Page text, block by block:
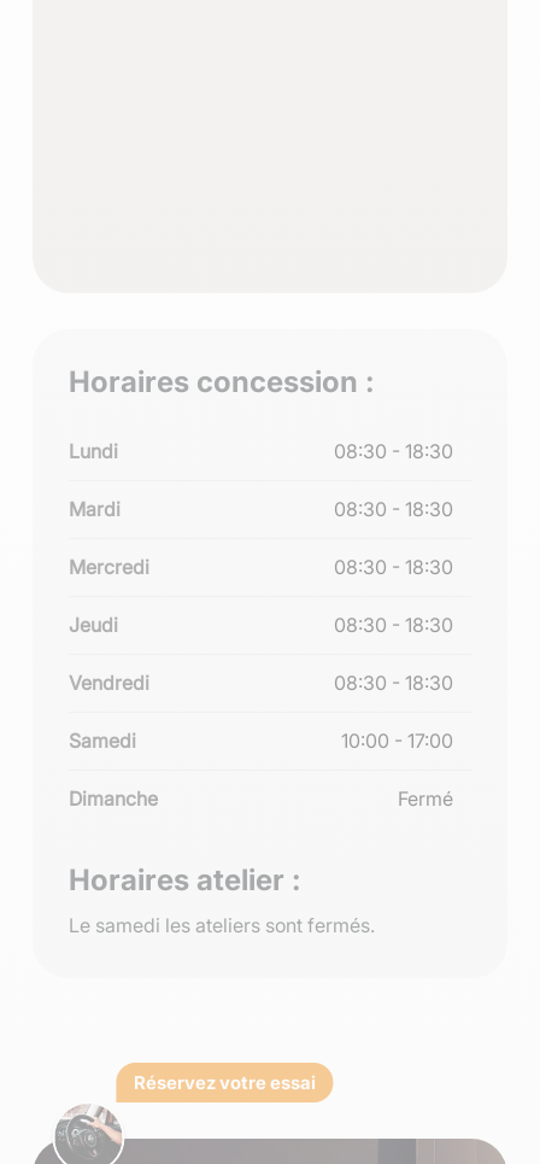
Horaires concession :
Lundi 08:30 - 18:30
Mardi 08:30 - 18:30
Mercredi 08:30 - 18:30
Jeudi 08:30 - 18:30
Vendredi 08:30 - 18:30
Samedi 10:00 - 17:00
Dimanche Fermé
Horaires atelier :
Le samedi les ateliers sont fermés.
Réservez votre essai